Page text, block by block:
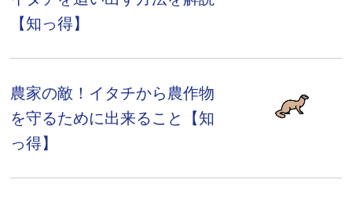
【知っ得】
農家の敵！イタチから農作物
を守るために出来ること【知
っ得】